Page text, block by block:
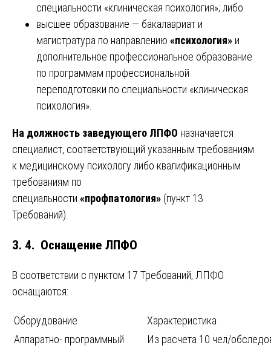
специальности «клиническая психология»; либо
высшее образование — бакалавриат и
магистратура по направлению «психология» и
дополнительное профессиональное образование
по программам профессиональной
переподготовки по специальности «клиническая
психология».
На должность заведующего ЛПФО назначается
специалист, соответствующий указанным требованиям
к медицинскому психологу либо квалификационным
требованиям по
специальности «профпатология» (пункт 13
Требований).
3. 4. Оснащение ЛПФО
В соответствии с пунктом 17 Требований, ЛПФО
оснащаются:
Оборудование
Характеристика
Аппаратно- программный
Из расчета 10 чел/